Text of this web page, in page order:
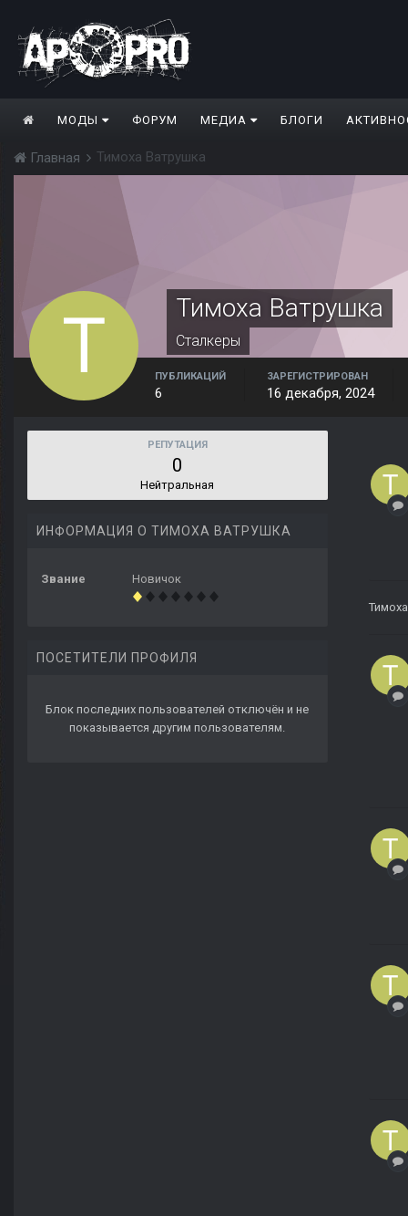
МОДЫ ФОРУМ МЕДИА БЛОГИ
Главная Тимоха Ватрушка
Тимоха Ватрушка
Сталкеры
ПУБЛИКАЦИЙ
6
ЗАРЕГИСТРИРОВАН
16 декабря, 2024
РЕПУТАЦИЯ
0
Нейтральная
ИНФОРМАЦИЯ О ТИМОХА ВАТРУШКА
Звание Новичок
ПОСЕТИТЕЛИ ПРОФИЛЯ
Блок последних пользователей отключён и не
показывается другим пользователям.